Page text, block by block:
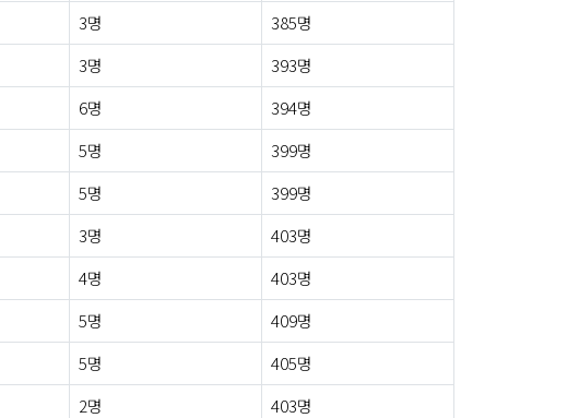
3명
385명
3명
393명
6명
394명
5명
399명
5명
399명
3명
403명
4명
403명
5명
409명
5명
405명
2명
403명